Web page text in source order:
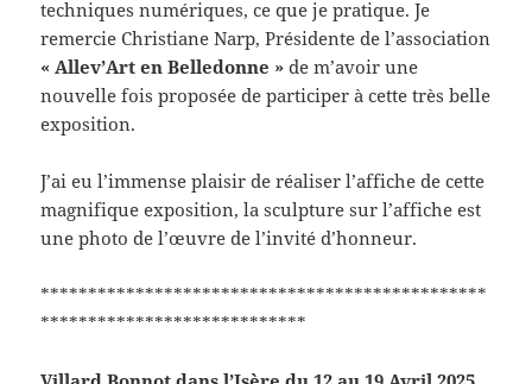
techniques numériques, ce que je pratique. Je
remercie Christiane Narp, Présidente de l’association
« Allev’Art en Belledonne » de m’avoir une
nouvelle fois proposée de participer à cette très belle
exposition.
J’ai eu l’immense plaisir de réaliser l’affiche de cette
magnifique exposition, la sculpture sur l’affiche est
une photo de l’œuvre de l’invité d’honneur.
***********************************************
****************************